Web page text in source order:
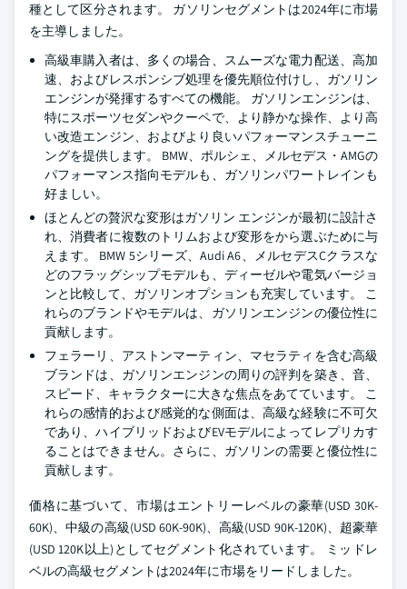
種として区分されます。 ガソリンセグメントは2024年に市場
を主導しました。
高級車購入者は、多くの場合、スムーズな電力配送、高加
速、およびレスポンシブ処理を優先順位付けし、ガソリン
エンジンが発揮するすべての機能。 ガソリンエンジンは、
特にスポーツセダンやクーペで、より静かな操作、より高
い改造エンジン、およびより良いパフォーマンスチューニ
ングを提供します。 BMW、ポルシェ、メルセデス・AMGの
パフォーマンス指向モデルも、ガソリンパワートレインも
好ましい。
ほとんどの贅沢な変形はガソリン エンジンが最初に設計さ
れ、消費者に複数のトリムおよび変形をから選ぶために与
えます。 BMW 5シリーズ、Audi A6、メルセデスCクラスな
どのフラッグシップモデルも、ディーゼルや電気バージョ
ンと比較して、ガソリンオプションも充実しています。 こ
れらのブランドやモデルは、ガソリンエンジンの優位性に
貢献します。
フェラーリ、アストンマーティン、マセラティを含む高級
ブランドは、ガソリンエンジンの周りの評判を築き、音、
スピード、キャラクターに大きな焦点をあてています。 こ
れらの感情的および感覚的な側面は、高級な経験に不可欠
であり、ハイブリッドおよびEVモデルによってレプリカす
ることはできません。さらに、ガソリンの需要と優位性に
貢献します。
価格に基づいて、市場はエントリーレベルの豪華(USD 30K-
60K)、中級の高級(USD 60K-90K)、高級(USD 90K-120K)、超豪華
(USD 120K以上)としてセグメント化されています。 ミッドレ
ベルの高級セグメントは2024年に市場をリードしました。